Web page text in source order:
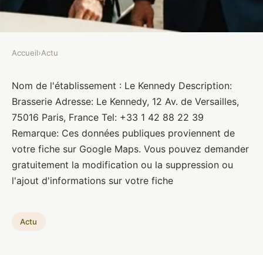
Le Kennedy
Brasseurs•10 janvier 2022 •1 min de lecture
Accueil›Actu
Nom de l'établissement : Le Kennedy Description:
Brasserie Adresse: Le Kennedy, 12 Av. de Versailles,
75016 Paris, France Tel: +33 1 42 88 22 39
Remarque: Ces données publiques proviennent de
votre fiche sur Google Maps. Vous pouvez demander
gratuitement la modification ou la suppression ou
l'ajout d'informations sur votre fiche
Actu